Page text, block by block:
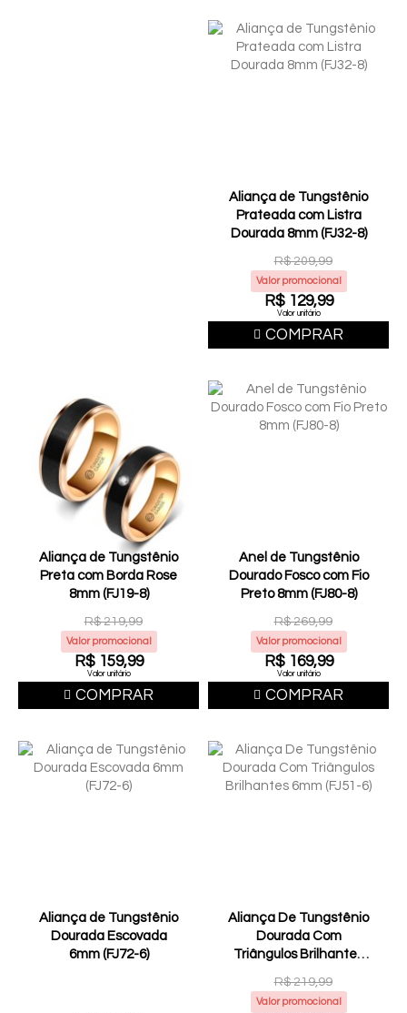
Aliança de Tungstênio
Prateada com Listra
Dourada 8mm (FJ32-8)
R$ 209,99
Valor promocional
R$ 129,99
Valor unitário
COMPRAR
Aliança de Tungstênio
Preta com Borda Rose
8mm (FJ19-8)
R$ 219,99
Valor promocional
R$ 159,99
Valor unitário
COMPRAR
Anel de Tungstênio
Dourado Fosco com Fio
Preto 8mm (FJ80-8)
R$ 269,99
Valor promocional
R$ 169,99
Valor unitário
COMPRAR
Aliança de Tungstênio
Dourada Escovada
6mm (FJ72-6)
Aliança De Tungstênio
Dourada Com
Triângulos Brilhantes
6mm (FJ51-6)
R$ 219,99
Valor promocional